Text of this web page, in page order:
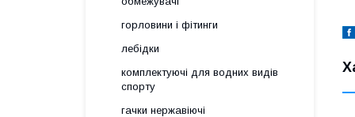
горловини і фітинги
лебідки
комплектуючі для водних видів
спорту
гачки нержавіючі